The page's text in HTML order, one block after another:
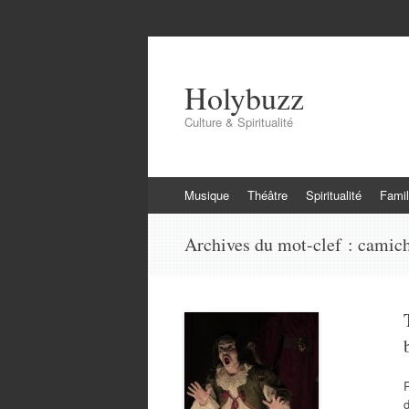
Holybuzz
Culture & Spiritualité
au
Musique Théâtre Spiritualité
Archives du mot-clef :